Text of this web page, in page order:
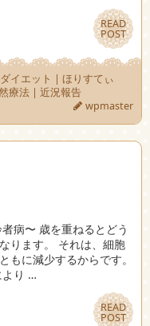
READ
POST
READ
POST
ダイエット | ほりすてぃ
療法 | 近況報告
wpmaster
病〜 歳を重ねるとどう
ります。 それは、細胞
もに減少するからです。
より …
READ
POST
READ
POST